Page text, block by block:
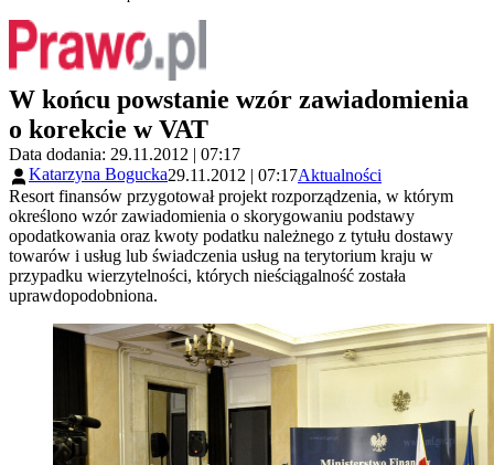
W końcu powstanie wzór zawiadomienia
o korekcie w VAT
Data dodania: 29.11.2012 | 07:17
Katarzyna Bogucka29.11.2012 | 07:17Aktualności
Resort finansów przygotował projekt rozporządzenia, w którym
określono wzór zawiadomienia o skorygowaniu podstawy
opodatkowania oraz kwoty podatku należnego z tytułu dostawy
towarów i usług lub świadczenia usług na terytorium kraju w
przypadku wierzytelności, których nieściągalność została
uprawdopodobniona.